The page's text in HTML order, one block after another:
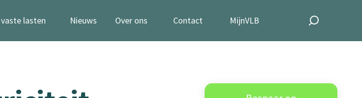
lasten Nieuws Over ons Contact MijnVLB